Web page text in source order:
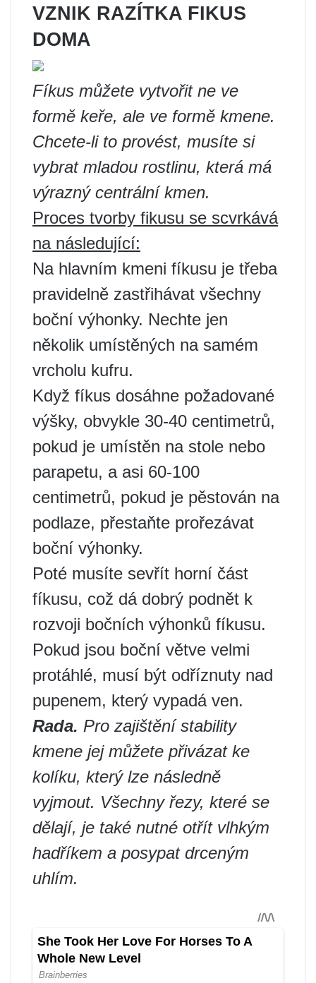
VZNIK RAZÍTKA FIKUS
DOMA
Fíkus můžete vytvořit ne ve
formě keře, ale ve formě kmene.
Chcete-li to provést, musíte si
vybrat mladou rostlinu, která má
výrazný centrální kmen.
Proces tvorby fikusu se scvrkává
na následující:
Na hlavním kmeni fíkusu je třeba
pravidelně zastřihávat všechny
boční výhonky. Nechte jen
několik umístěných na samém
vrcholu kufru.
Když fíkus dosáhne požadované
výšky, obvykle 30-40 centimetrů,
pokud je umístěn na stole nebo
parapetu, a asi 60-100
centimetrů, pokud je pěstován na
podlaze, přestaňte prořezávat
boční výhonky.
Poté musíte sevřít horní část
fíkusu, což dá dobrý podnět k
rozvoji bočních výhonků fíkusu.
Pokud jsou boční větve velmi
protáhlé, musí být odříznuty nad
pupenem, který vypadá ven.
Rada. Pro zajištění stability
kmene jej můžete přivázat ke
kolíku, který lze následně
vyjmout. Všechny řezy, které se
dělají, je také nutné otřít vlhkým
hadříkem a posypat drceným
uhlím.